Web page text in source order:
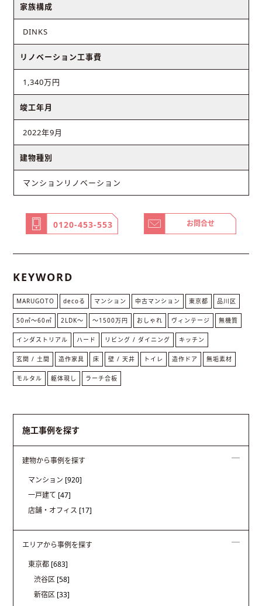
家族構成
DINKS
リノベーション工事費
1,340万円
竣工年月
2022年9月
建物種別
マンションリノベーション
0120-453-553 お問合せ
KEYWORD
MARUGOTO decoる マンション 中古マンション 東京都 品川区
50㎡〜60㎡ 2LDK〜 ～1500万円 おしゃれ ヴィンテージ 無機質
インダストリアル ハード リビング / ダイニング キッチン
玄関 / 土間 造作家具 床 壁 / 天井 トイレ 造作ドア 無垢素材
モルタル 躯体現し ラーチ合板
施工事例を探す
建物から事例を探す
マンション [920]
一戸建て [47]
店舗・オフィス [17]
エリアから事例を探す
東京都 [683]
渋谷区 [58]
新宿区 [33]